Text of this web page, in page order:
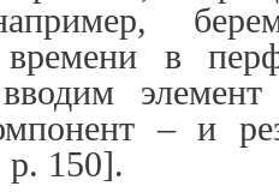
в
элемент
– и
p. 150].